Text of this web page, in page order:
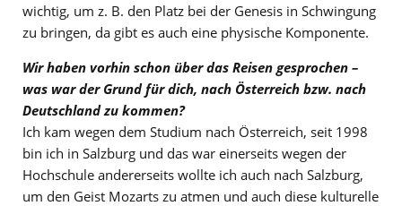
wichtig, um z. B. den Platz bei der Genesis in Schwingung
zu bringen, da gibt es auch eine physische Komponente.
Wir haben vorhin schon über das Reisen gesprochen –
was war der Grund für dich, nach Österreich bzw. nach
Deutschland zu kommen?
Ich kam wegen dem Studium nach Österreich, seit 1998
bin ich in Salzburg und das war einerseits wegen der
Hochschule andererseits wollte ich auch nach Salzburg,
um den Geist Mozarts zu atmen und auch diese kulturelle